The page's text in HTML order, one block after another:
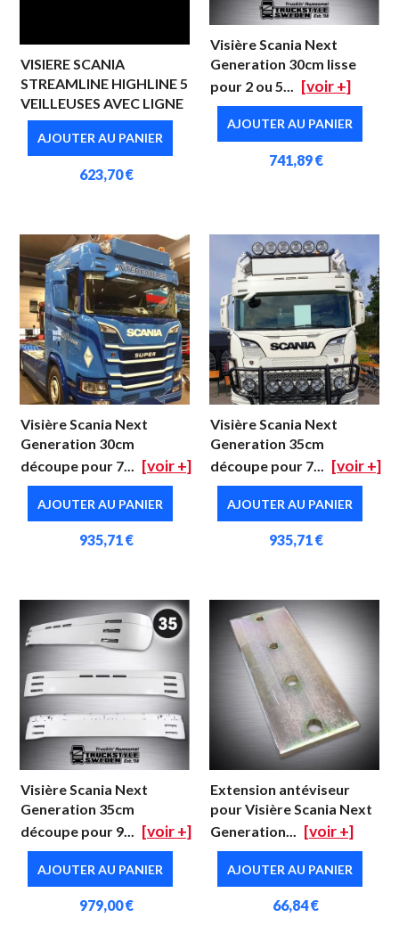
VISIERE SCANIA
STREAMLINE HIGHLINE 5
VEILLEUSES AVEC LIGNE
AJOUTER AU PANIER
623,70 €
Visière Scania Next
Generation 30cm lisse
pour 2 ou 5... [voir +]
AJOUTER AU PANIER
741,89 €
Visière Scania Next
Generation 30cm
découpe pour 7... [voir +]
AJOUTER AU PANIER
935,71 €
Visière Scania Next
Generation 35cm
découpe pour 7... [voir +]
AJOUTER AU PANIER
935,71 €
Visière Scania Next
Generation 35cm
découpe pour 9... [voir +]
AJOUTER AU PANIER
979,00 €
Extension antéviseur
pour Visière Scania Next
Generation... [voir +]
AJOUTER AU PANIER
66,84 €